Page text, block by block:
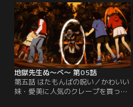
真偽を確かめるため、広たちは鵺野
に内緒で夜の学校に忍び込む。しか
しそこで出会った少年は、どう見て
も人間ではなく…！？ 少年は静かに
微笑む。「さあ、友達になろ
う…！」
地獄先生ぬ～べ～ 第05話
第五話 はたもんばの呪い／かわいい
妹・愛美に人気のクレープを買って
やりたい克也は、足りない金を借り